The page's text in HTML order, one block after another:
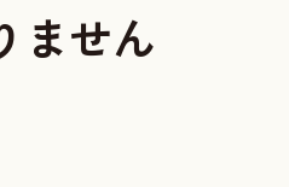
ません